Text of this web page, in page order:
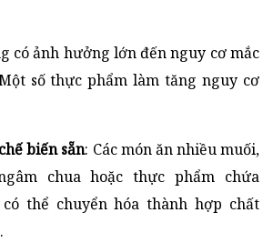
có ảnh hưởng lớn đến nguy cơ mắc
số thực phẩm làm tăng nguy cơ
biến sẵn: Các món ăn nhiều muối,
chua hoặc thực phẩm chứa
thể chuyển hóa thành hợp chất